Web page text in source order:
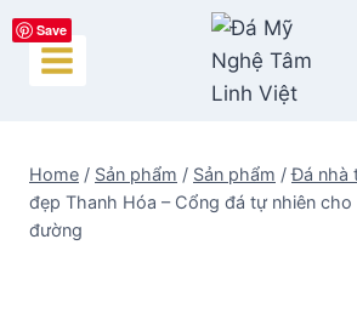
Skip
to
content
Home / Sản phẩm / Sản phẩm / Đá nhà
đẹp Thanh Hóa – Cổng đá tự nhiên
đường
Save